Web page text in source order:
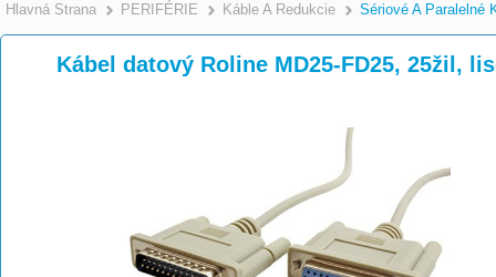
Hlavná Strana >
PERIFÉRIE >
Káble A Redukcie >
Sériové A Paralelné
Kábel datový Roline MD25-FD25, 25žil,